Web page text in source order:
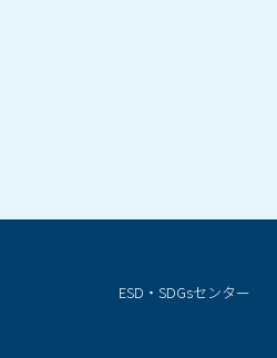
ESD・SDGsセンター